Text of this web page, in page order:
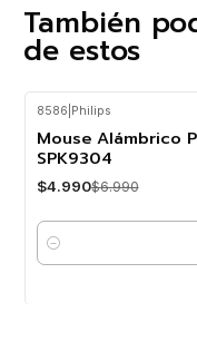
También
de estos
8586 Philips
Mouse Alámbrico
SPK9304
$4.990$6.990
Cantidad